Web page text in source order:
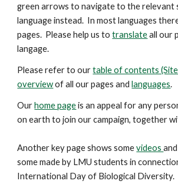
green arrows to navigate to the relevant
language instead. In most languages
pages. Please help us totranslateall our
langage.
Please refer to ourtable of contents
overviewof all our pages andlanguages.
Ourhome pageis an appeal for any
on earth to join our campaign, together
Another keypageshows somevideos
some made by LMU students in
International Day of Biological Diversity.